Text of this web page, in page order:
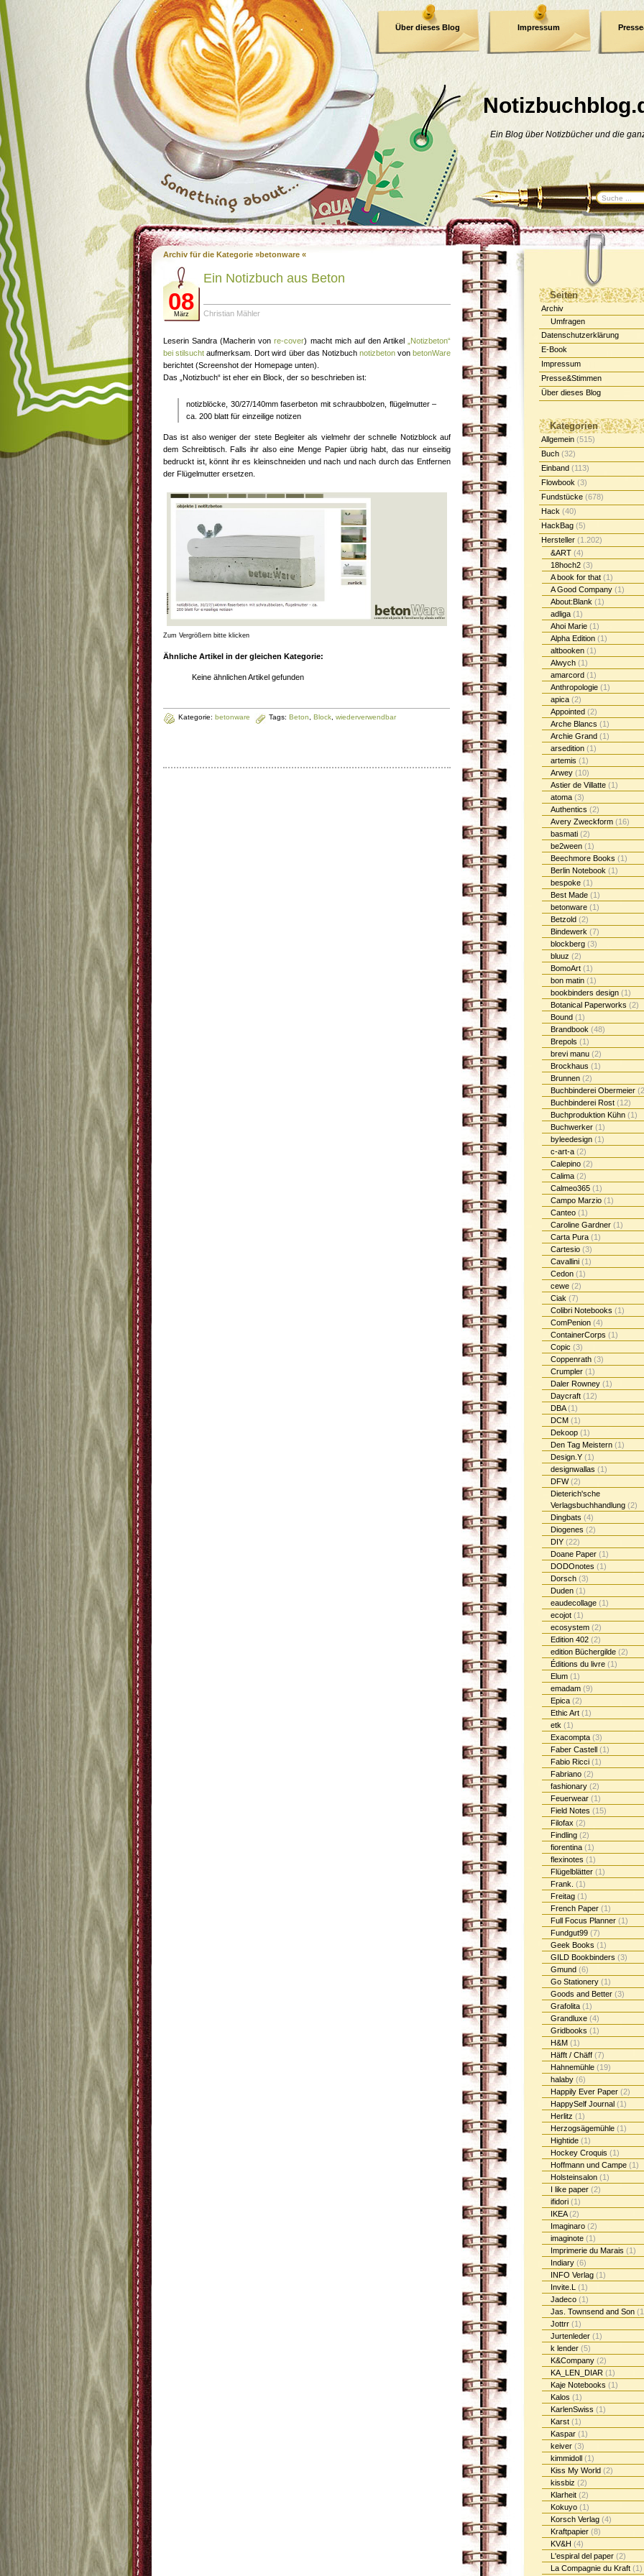
Ein Blog über Notizbücher und die
Über dieses Blog Impressum
Datenschutzerklärung
Archiv für die Kategorie »betonware «
08
März
Ein Notizbuch aus Beton
Christian Mähler
Leserin Sandra (Macherin vonre-cover) macht mich auf den Artikel
„Notizbeton“
bei stilsucht aufmerksam. Dort wird über das Notizbuch notizbetonvonbetonWare
berichtet (Screenshot der Homepage unten).
Das „Notizbuch“ ist eher ein Block, der so beschrieben ist:
notizblöcke, 30/27/140mm faserbeton mit schraubbolzen, flügelmutter –
ca. 200 blatt für einzeilige notizen
Das ist also weniger der stete Begleiter als vielmehr der schnelle Notizblock auf
dem Schreibtisch. Falls ihr also eine Menge Papier übrig habt, das nur einseitig
bedruckt ist, könnt ihr es kleinschneiden und nach und nach durch das Entfernen
der Flügelmutter ersetzen.
Zum Vergrößern bitte klicken
Ähnliche Artikel in der gleichen Kategorie:
Keine ähnlichen Artikel gefunden
Kategorie: betonware Tags: Beton Block wiederverwendbar
Seiten
Archiv
Umfragen
Datenschutzerklärung
E-Book
Impressum
Presse&Stimmen
Über dieses Blog
Kategorien
Allgemein (515)
Buch (32)
Einband (113)
Flowbook (3)
Fundstücke (678)
Hack (40)
HackBag (5)
Hersteller (1.202)
&ART (4)
18hoch2 (3)
A book for that (1)
A Good Company (1)
About:Blank (1)
adliga (1)
Ahoi Marie (1)
Alpha Edition (1)
altbooken (1)
Alwych (1)
amarcord (1)
Anthropologie (1)
apica (2)
Appointed (2)
Arche Blancs (1)
Archie Grand (1)
arsedition (1)
artemis (1)
Arwey (10)
Astier de Villatte (1)
atoma (3)
Authentics (2)
Avery Zweckform (16)
basmati (2)
be2ween (1)
Beechmore Books (1)
Berlin Notebook (1)
bespoke (1)
Best Made (1)
betonware (1)
Betzold (2)
Bindewerk (7)
blockberg (3)
bluuz (2)
BomoArt (1)
bon matin (1)
bookbinders design (1)
Botanical Paperworks (2)
Bound (1)
Brandbook (48)
Brepols (1)
brevi manu (2)
Brockhaus (1)
Brunnen (2)
Buchbinderei Obermeier
Buchbinderei Rost (12)
Buchproduktion Kühn (1)
Buchwerker (1)
byleedesign (1)
c-art-a (2)
Calepino (2)
Calima (2)
Calmeo365 (1)
Campo Marzio (1)
Canteo (1)
Caroline Gardner (1)
Carta Pura (1)
Cartesio (3)
Cavallini (1)
Cedon (1)
cewe (2)
Ciak (7)
Colibri Notebooks (1)
ComPenion (4)
ContainerCorps (1)
Copic (3)
Coppenrath (3)
Crumpler (1)
Daler Rowney (1)
Daycraft (12)
DBA(1)
DCM (1)
Dekoop (1)
Den Tag Meistern (1)
Design.Y (1)
designwallas (1)
DFW(2)
Dieterich'sche
Verlagsbuchhandlung (2)
Dingbats (4)
Diogenes (2)
DIY (22)
Doane Paper (1)
DODOnotes (1)
Dorsch (3)
Duden (1)
eaudecollage (1)
ecojot (1)
ecosystem (2)
Edition 402 (2)
edition Büchergilde (2)
Éditions du livre (1)
Elum (1)
emadam (9)
Epica (2)
Ethic Art (1)
etk (1)
Exacompta (3)
Faber Castell (1)
Fabio Ricci (1)
Fabriano (2)
fashionary (2)
Feuerwear (1)
Field Notes (15)
Filofax (2)
Findling (2)
fiorentina (1)
flexinotes (1)
Flügelblätter (1)
Frank. (1)
Freitag (1)
French Paper (1)
Full Focus Planner (1)
Fundgut99 (7)
Geek Books (1)
GILD Bookbinders (3)
Gmund (6)
Go Stationery (1)
Goods and Better (3)
Grafolita (1)
Grandluxe (4)
Gridbooks (1)
H&M (1)
Häfft / Chäff (7)
Hahnemühle (19)
halaby (6)
Happily Ever Paper (2)
HappySelf Journal (1)
Herlitz (1)
Herzogsägemühle (1)
Hightide (1)
Hockey Croquis (1)
Hoffmann und Campe (1)
Holsteinsalon (1)
I like paper (2)
ifidori (1)
IKEA(2)
Imaginaro (2)
imaginote (1)
Imprimerie du Marais (1)
Indiary (6)
INFO Verlag (1)
Invite.L (1)
Jadeco (1)
Jas. Townsend and Son
Jottrr (1)
Jurtenleder (1)
k lender (5)
K&Company (2)
KA_LEN_DIAR (1)
Kaje Notebooks (1)
Kalos (1)
KarlenSwiss (1)
Karst (1)
Kaspar (1)
keiver (3)
kimmidoll (1)
Kiss My World (2)
kissbiz (2)
Klarheit (2)
Kokuyo (1)
Korsch Verlag (4)
Kraftpapier (8)
KV&H (4)
L'espiral del paper (2)
La Compagnie du Kraft (1)